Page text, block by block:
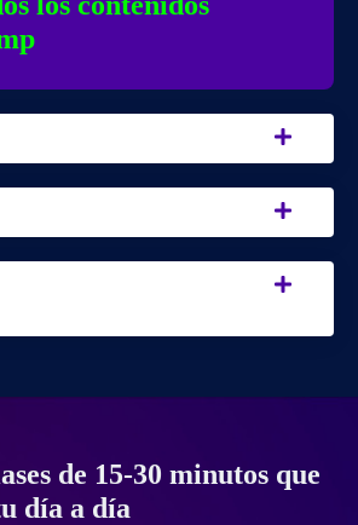
de 15-30 minutos que
día a día